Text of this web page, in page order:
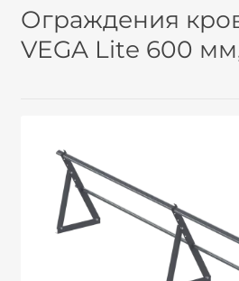
Ограждения
VEGA Lite 600